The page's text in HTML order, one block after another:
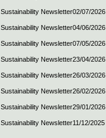
Sustainability Newsletter02/07/2026
Sustainability Newsletter04/06/2026
Sustainability Newsletter07/05/2026
Sustainability Newsletter23/04/2026
Sustainability Newsletter26/03/2026
Sustainability Newsletter26/02/2026
Sustainability Newsletter29/01/2026
Sustainability Newsletter11/12/2025